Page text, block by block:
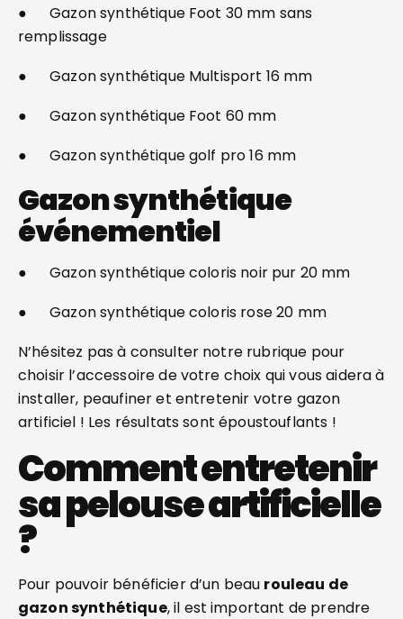
● Gazon synthétique Foot 30 mm sans
remplissage
● Gazon synthétique Multisport 16 mm
● Gazon synthétique Foot 60 mm
● Gazon synthétique golf pro 16 mm
Gazon synthétique
événementiel
● Gazon synthétique coloris noir pur 20 mm
● Gazon synthétique coloris rose 20 mm
N’hésitez pas à consulter notre rubrique pour
choisir l’accessoire de votre choix qui vous aidera à
installer, peaufiner et entretenir votre gazon
artificiel ! Les résultats sont époustouflants !
Comment entretenir
sa pelouse artificielle
?
Pour pouvoir bénéficier d’un beau rouleau de
gazon synthétique, il est important de prendre